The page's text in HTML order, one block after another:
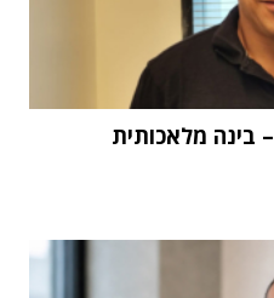
"העתיד הוא Physical AI – בינה מלאכותית